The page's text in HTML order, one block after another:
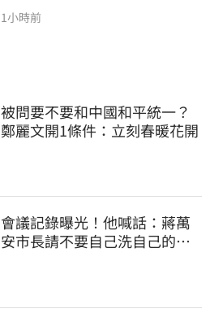
1小時前
被問要不要和中國和平統一？
鄭麗文開1條件：立刻春暖花開
會議記錄曝光！他喊話：蔣萬
安市長請不要自己洗自己的記